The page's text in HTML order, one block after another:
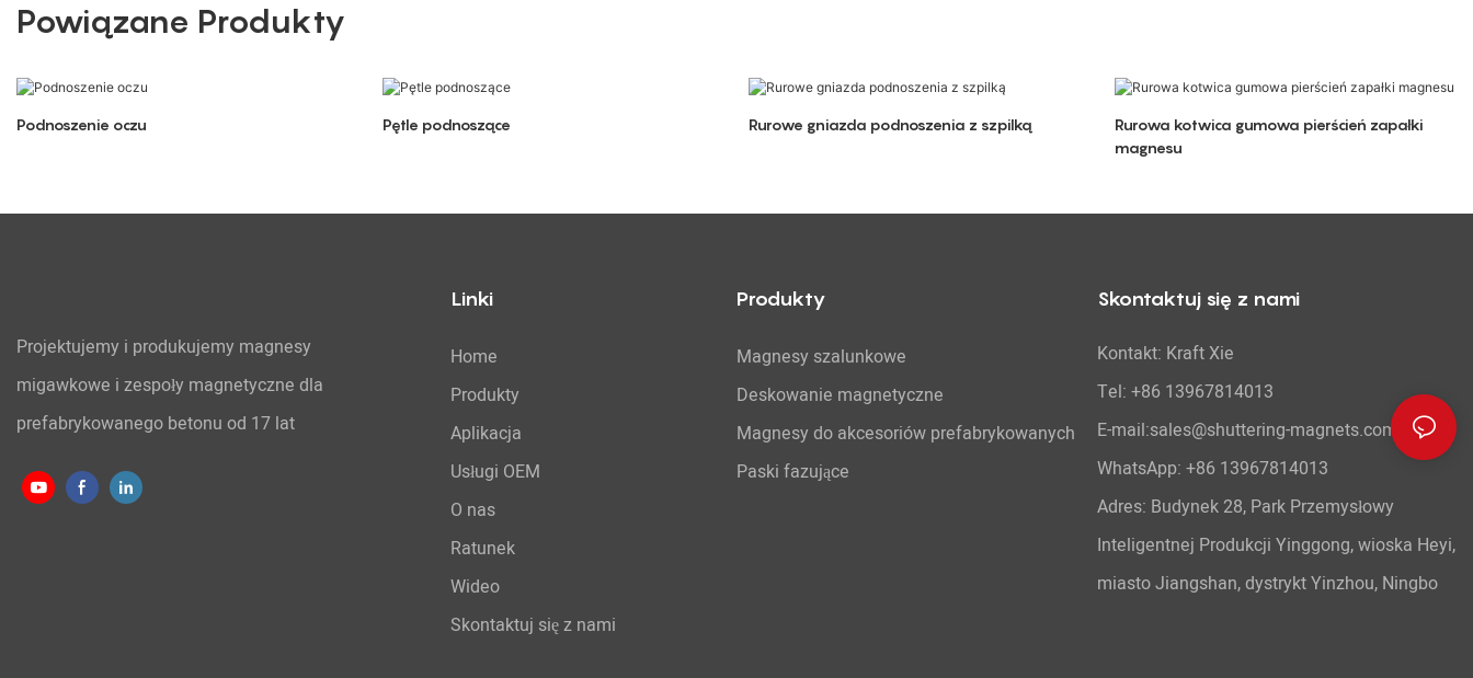
Powiązane Produkty
Podnoszenie oczu Pętle podnoszące Rurowe gniazda podnoszenia z szpilką
Rurowa kotwica gumowa pierścień zapałki
magnesu
Projektujemy i produkujemy magnesy
migawkowe i zespoły magnetyczne dla
prefabrykowanego betonu od 17 lat
Linki
Home
Produkty
Aplikacja
Usługi OEM
O nas
Ratunek
Wideo
Skontaktuj się z nami
Produkty
Magnesy szalunkowe
Deskowanie magnetyczne
Magnesy do akcesoriów prefabrykowanych
Paski fazujące
Skontaktuj się z nami
Kontakt: Kraft Xie
Tel: +86 13967814013
E-mail:sales@shuttering-magnets.com
WhatsApp: +86 13967814013
Adres: Budynek 28, Park Przemysłowy
Inteligentnej Produkcji Yinggong, wioska Heyi,
miasto Jiangshan, dystrykt Yinzhou, Ningbo